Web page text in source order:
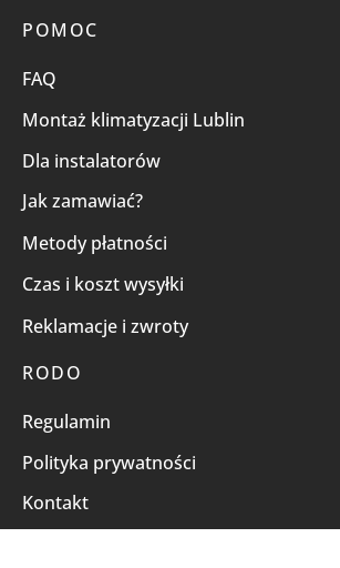
POMOC
FAQ
Montaż klimatyzacji Lublin
Dla instalatorów
Jak zamawiać?
Metody płatności
Czas i koszt wysyłki
Reklamacje i zwroty
RODO
Regulamin
Polityka prywatności
Kontakt